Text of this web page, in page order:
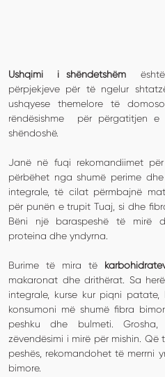
Ushqimi i shëndetshëm
përpjekjeve për të ngelur
ushqyese themelore të
rëndësishme për përgatitjen
shëndoshë.
Janë në fuqi rekomandiimet
përbëhet nga shumë perime
integrale, të cilat përmbajnë
për punën e trupit Tuaj, si dhe
Bëni një baraspeshë të mirë
proteina dhe yndyrna.
Burime të mira të
makaronat dhe drithërat. Sa
integrale, kurse kur piqni
konsumoni më shumë fibra
peshku dhe bulmeti.
zëvendësimi i mirë për mishin.
peshës, rekomandohet të merrni
bimore.